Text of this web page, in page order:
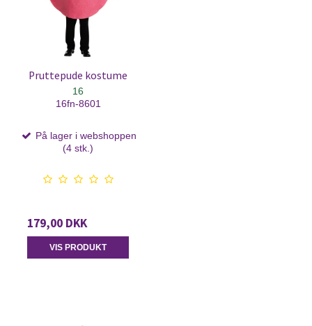
Pruttepude kostume
16
16fn-8601
På lager i webshoppen
(4 stk.)
179,00 DKK
VIS PRODUKT